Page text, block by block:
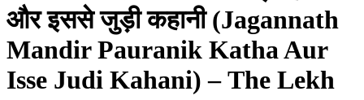
और इससे जुड़ी कहानी (Jagannath
Mandir Pauranik Katha Aur
Isse Judi Kahani) – The Lekh